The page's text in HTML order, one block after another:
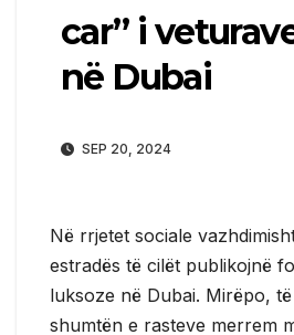
car” i
në Dubai
SEP 20, 2024
Në rrjetet sociale
estradës të cilët publikojnë
luksoze në Dubai. Mirëpo,
shumtën e rasteve merrem